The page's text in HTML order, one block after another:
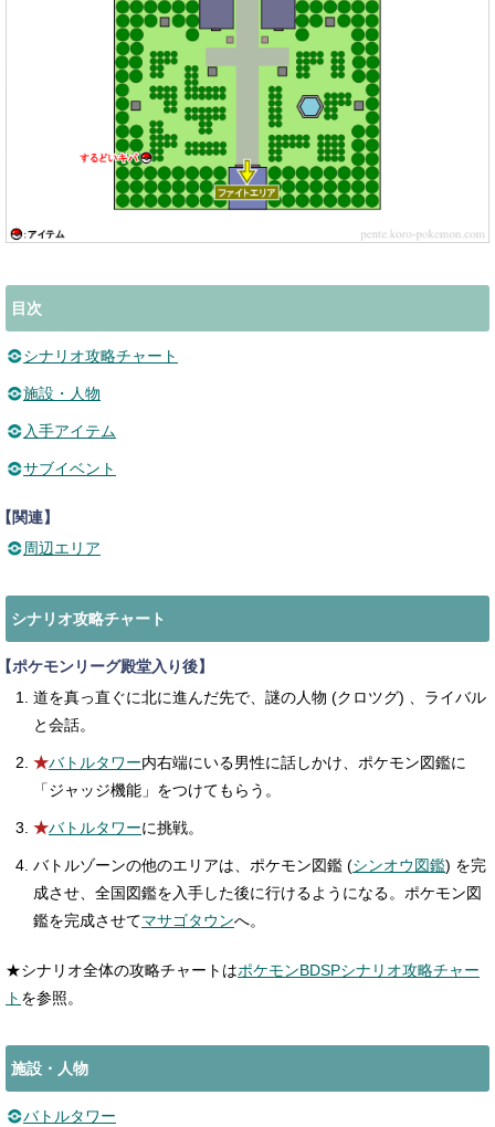
目次
シナリオ攻略チャート
施設・人物
入手アイテム
サブイベント
関連】
周辺エリア
シナリオ攻略チャート
ポケモンリーグ殿堂入り後】
道を真っ直ぐに北に進んだ先で、謎の人物 (クロツグ) 、ライバル
と会話。
★バトルタワー内右端にいる男性に話しかけ、ポケモン図鑑に
「ジャッジ機能」をつけてもらう。
★バトルタワーに挑戦。
バトルゾーンの他のエリアは、ポケモン図鑑 (シンオウ図鑑) を完
成させ、全国図鑑を入手した後に行けるようになる。ポケモン図
鑑を完成させてマサゴタウンへ。
★シナリオ全体の攻略チャートはポケモンBDSPシナリオ攻略チャー
ト を参照。
施設・人物
バトルタワー